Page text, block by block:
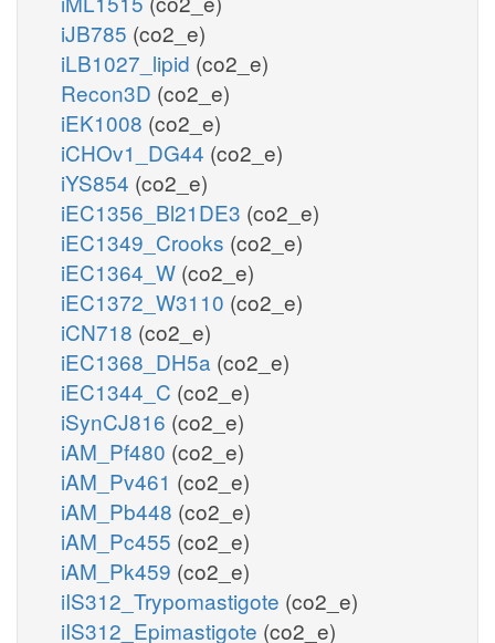
iJB785 (co2_e)
iLB1027_lipid (co2_e)
Recon3D (co2_e)
iEK1008 (co2_e)
iCHOv1_DG44 (co2_e)
iYS854 (co2_e)
iEC1356_Bl21DE3 (co2_e)
iEC1349_Crooks (co2_e)
iEC1364_W (co2_e)
iEC1372_W3110 (co2_e)
iCN718 (co2_e)
iEC1368_DH5a (co2_e)
iEC1344_C (co2_e)
iSynCJ816 (co2_e)
iAM_Pf480 (co2_e)
iAM_Pv461 (co2_e)
iAM_Pb448 (co2_e)
iAM_Pc455 (co2_e)
iAM_Pk459 (co2_e)
iIS312_Trypomastigote (co2_e)
iIS312_Epimastigote (co2_e)